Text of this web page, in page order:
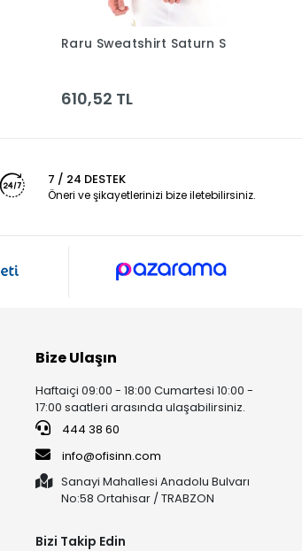
Sepete Ekle
Raru Sweatshirt Saturn S
610,52 TL
7 / 24 DESTEK
Öneri ve şikayetlerinizi bize iletebilirsiniz.
Bize Ulaşın
Haftaiçi 09:00 - 18:00 Cumartesi 10:00 -
17:00 saatleri arasında ulaşabilirsiniz.
444 38 60
info@ofisinn.com
Sanayi Mahallesi Anadolu Bulvarı
No:58 Ortahisar / TRABZON
Bizi Takip Edin